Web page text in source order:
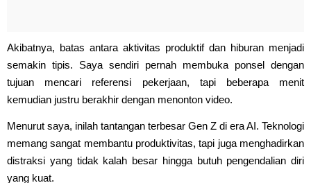
Akibatnya, batas antara aktivitas produktif dan hiburan menjadi
semakin tipis. Saya sendiri pernah membuka ponsel dengan
tujuan mencari referensi pekerjaan, tapi beberapa menit
kemudian justru berakhir dengan menonton video.
Menurut saya, inilah tantangan terbesar Gen Z di era AI. Teknologi
memang sangat membantu produktivitas, tapi juga menghadirkan
distraksi yang tidak kalah besar hingga butuh pengendalian diri
yang kuat.